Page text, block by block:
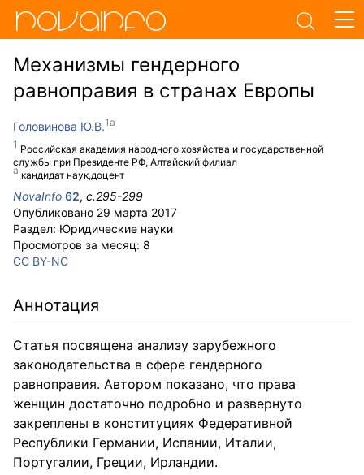
Механизмы гендерного
равноправия в странах Европы
Головинова Ю.В.
Российская академия народного хозяйства и государственной
службы при Президенте РФ, Алтайский филиал
кандидат наук,доцент
NovaInfo 62, с.295-299
Опубликовано 29 марта 2017
Раздел: Юридические науки
Просмотров за месяц: 8
CC BY-NC
Аннотация
Статья посвящена анализу зарубежного
законодательства в сфере гендерного
равноправия. Автором показано, что права
женщин достаточно подробно и развернуто
закреплены в конституциях Федеративной
Республики Германии, Испании, Италии,
Португалии, Греции, Ирландии.